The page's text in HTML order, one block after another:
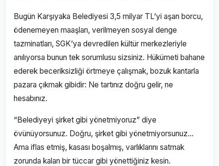
Bugün Karşıyaka Belediyesi 3,5 milyar TL’yi aşan borcu,
ödenemeyen maaşları, verilmeyen sosyal denge
tazminatları, SGK’ya devredilen kültür merkezleriyle
anılıyorsa bunun tek sorumlusu sizsiniz. Hükümeti bahane
ederek beceriksizliği örtmeye çalışmak, bozuk kantarla
pazara çıkmak gibidir: Ne tartınız doğru gelir, ne
hesabınız.
“Belediyeyi şirket gibi yönetmiyoruz” diye
övünüyorsunuz. Doğru, şirket gibi yönetmiyorsunuz…
Ama iflas etmiş, kasası boşalmış, varlıklarını satmak
zorunda kalan bir tüccar gibi yönettiğiniz kesin.